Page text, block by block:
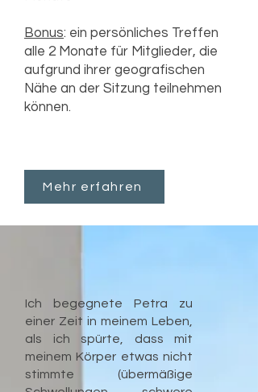
Bonus: ein persönliches Treffen
alle 2 Monate für Mitglieder, die
aufgrund ihrer geografischen
Nähe an der Sitzung teilnehmen
können.
Mehr erfahren
Ich begegnete Petra zu
einer Zeit in meinem Leben,
als ich spürte, dass mit
meinem Körper etwas nicht
stimmte (übermäßige